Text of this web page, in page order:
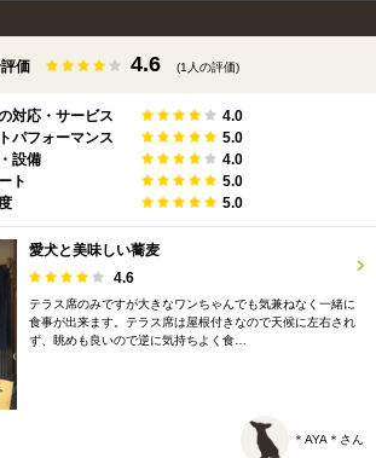
価 4.6 (1人の評価)
対応・サービス
4.0
パフォーマンス
5.0
設備
4.0
ト
5.0
5.0
愛犬と美味しい蕎麦
4.6
テラス席のみですが大きなワンちゃんでも気兼ねなく一緒に
食事が出来ます。テラス席は屋根付きなので天候に左右され
ず、眺めも良いので逆に気持ちよく食…
＊AYA＊さん